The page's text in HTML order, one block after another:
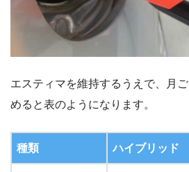
エスティマを維持するうえで、月
めると表のようになります。
種類 ハイブリッド